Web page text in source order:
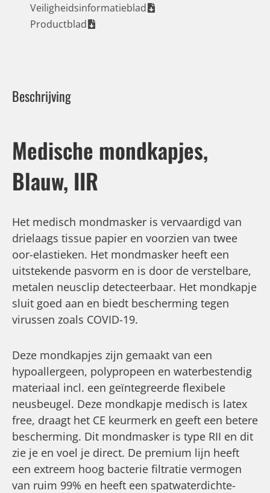
Veiligheidsinformatieblad
Productblad
Beschrijving
Medische mondkapjes,
Blauw, IIR
Het medisch mondmasker is vervaardigd van
drielaags tissue papier en voorzien van twee
oor-elastieken. Het mondmasker heeft een
uitstekende pasvorm en is door de verstelbare,
metalen neusclip detecteerbaar. Het mondkapje
sluit goed aan en biedt bescherming tegen
virussen zoals COVID-19.
Deze mondkapjes zijn gemaakt van een
hypoallergeen, polypropeen en waterbestendig
materiaal incl. een geïntegreerde flexibele
neusbeugel. Deze mondkapje medisch is latex
free, draagt het CE keurmerk en geeft een betere
bescherming. Dit mondmasker is type RII en dit
zie je en voel je direct. De premium lijn heeft
een extreem hoog bacterie filtratie vermogen
van ruim 99% en heeft een spatwaterdichte-